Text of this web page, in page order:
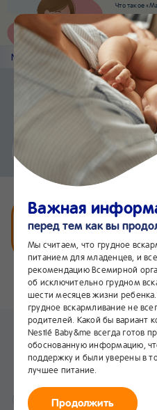
Что такое
Наш новый
развития
Nestlé Baby &me Статьи
Приложение Nestlé
Еще быстрее и
Бейбимания Что нового
Календарь
Здоровье
Важная
перед тем как вы
Мы считаем, что грудное
питанием для младенцев, и
рекомендацию Всемирной
об исключительно грудном
шести месяцев жизни
грудное вскармливание не
родителей. Какой бы вариант
Nestlé Baby&me всегда готов
обоснованную информацию,
поддержку и были уверены в
лучшее питание.
Продолжить